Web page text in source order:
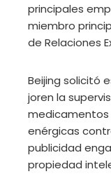
principales
miembro
de Relaciones
Beijing solicitó
joren la
medicamentos
enérgicas
publicidad
propiedad